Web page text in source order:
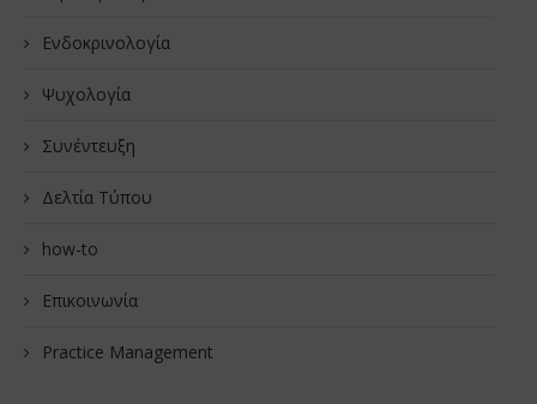
Ενδοκρινολογία
Ψυχολογία
Συνέντευξη
Δελτία Τύπου
how-to
Επικοινωνία
Practice Management